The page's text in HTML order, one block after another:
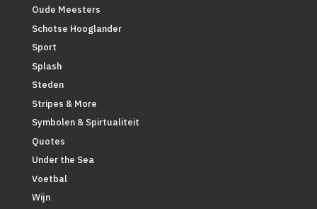
Oude Meesters
Schotse Hooglander
Sport
Splash
Steden
Stripes & More
Symbolen & Spirtualiteit
Quotes
Under the Sea
Voetbal
Wijn